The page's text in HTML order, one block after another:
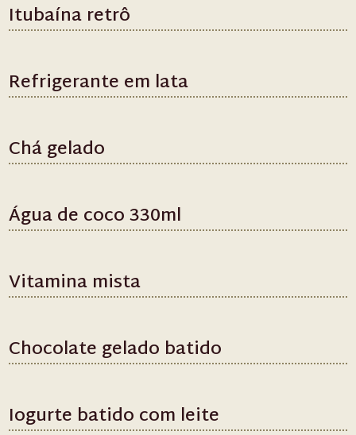
Itubaína retrô
Refrigerante em lata
Chá gelado
Água de coco 330ml
Vitamina mista
Chocolate gelado batido
Iogurte batido com leite